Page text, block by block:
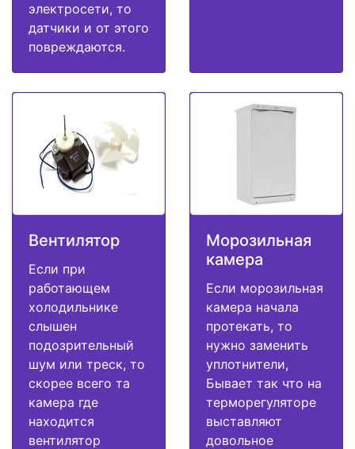
электросети, то
датчики и от этого
повреждаются.
Вентилятор
Если при
работающем
холодильнике
слышен
подозрительный
шум или треск, то
скорее всего та
камера где
находится
вентилятор
Морозильная
камера
Если морозильная
камера начала
протекать, то
нужно заменить
уплотнители,
Бывает так что на
терморегуляторе
выставляют
довольное